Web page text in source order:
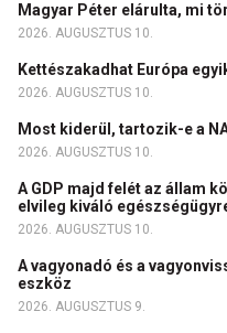
Magyar Péter elárulta, mi
2026. AUGUSZTUS 10.
Kettészakadhat Európa
2026. AUGUSZTUS 10.
Most kiderül, tartozik-e a
2026. AUGUSZTUS 10.
A GDP majd felét az állam
elvileg kiváló
2026. AUGUSZTUS 10.
A vagyonadó és a
eszköz
2026. AUGUSZTUS 9.